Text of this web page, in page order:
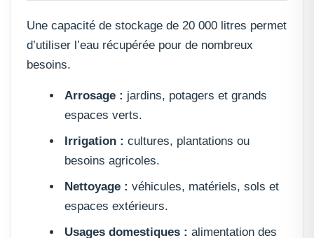
Une capacité de stockage de 20 000 litres permet
d’utiliser l’eau récupérée pour de nombreux
besoins.
Arrosage : jardins, potagers et grands
espaces verts.
Irrigation : cultures, plantations ou
besoins agricoles.
Nettoyage : véhicules, matériels, sols et
espaces extérieurs.
Usages domestiques : alimentation des